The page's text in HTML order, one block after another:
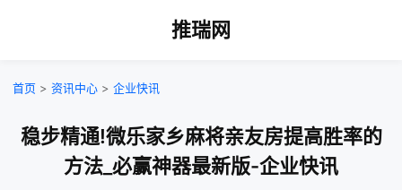
推瑞网
首页 > 资讯中心 > 企业快讯
稳步精通!微乐家乡麻将亲友房提高胜率的
方法_必赢神器最新版-企业快讯